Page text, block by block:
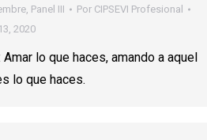
, Panel III Por CIPSEVI Profesional
2020
Amar lo que haces, amando a aquel
lo que haces.